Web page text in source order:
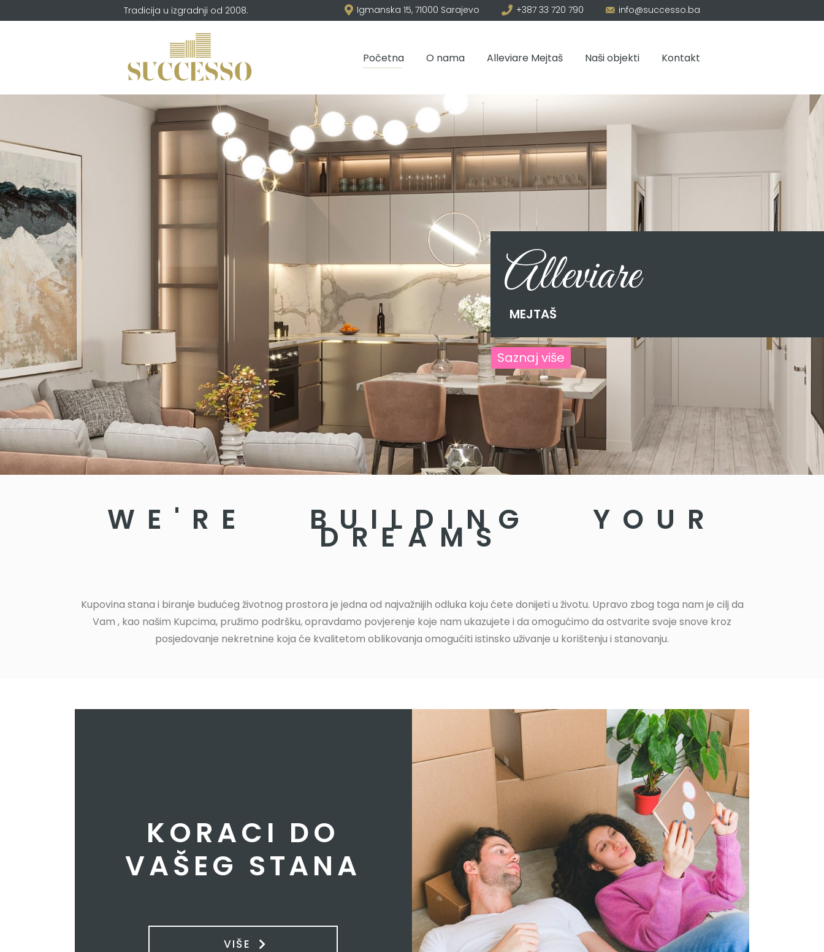
Tradicija u izgradnji od 2008. Igmanska 15, 71000 Sarajevo +387 33 720 790 info@successo.ba
Početna O nama Alleviare Mejtaš Naši objekti Kontakt
Saznaj više
Alleviare
MEJTAŠ
WE'RE BUILDING YOUR
DREAMS
Kupovina stana i biranje budućeg životnog prostora je jedna od najvažnijih odluka koju ćete donijeti u životu. Upravo zbog toga nam je cilj da
Vam , kao našim Kupcima, pružimo podršku, opravdamo povjerenje koje nam ukazujete i da omogućimo da ostvarite svoje snove kroz
posjedovanje nekretnine koja će kvalitetom oblikovanja omogućiti istinsko uživanje u korištenju i stanovanju.
KORACI DO
VAŠEG STANA
VIŠE